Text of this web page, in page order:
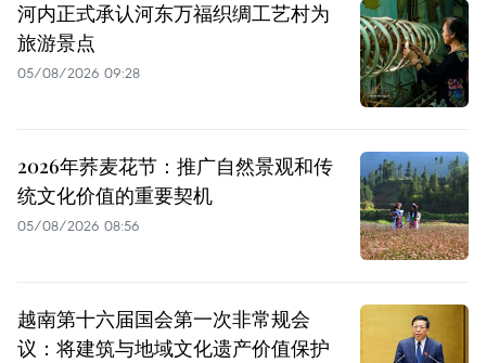
河内正式承认河东万福织绸工艺村为
旅游景点
05/08/2026 09:28
2026年荞麦花节：推广自然景观和传
统文化价值的重要契机
05/08/2026 08:56
越南第十六届国会第一次非常规会
议：将建筑与地域文化遗产价值保护